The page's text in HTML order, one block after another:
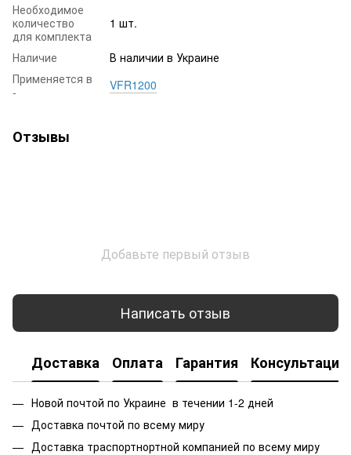
Необходимое
количество
для комплекта
1 шт.
Наличие
В наличии в Украине
Применяется в
-
VFR1200
Отзывы
Добавьте первый отзыв
Написать отзыв
Доставка Оплата Гарантия Консультация
Новой почтой по Украине в течении 1-2 дней
Доставка почтой по всему миру
Доставка траспортнортной компанией по всему миру